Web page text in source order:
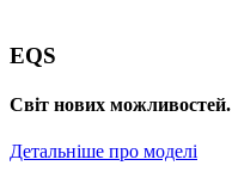
EQS
Cвіт нових можливостей.
Детальніше про моделі